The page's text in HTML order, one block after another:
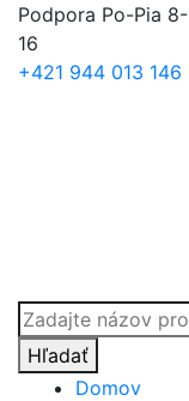
Podpora Po-Pia 8-
16
+421 944 013 146
Products
search
Hľadať
Domov